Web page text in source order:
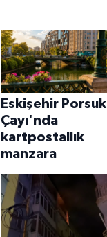
Eskişehir Porsuk
Çayı'nda
kartpostallık
manzara